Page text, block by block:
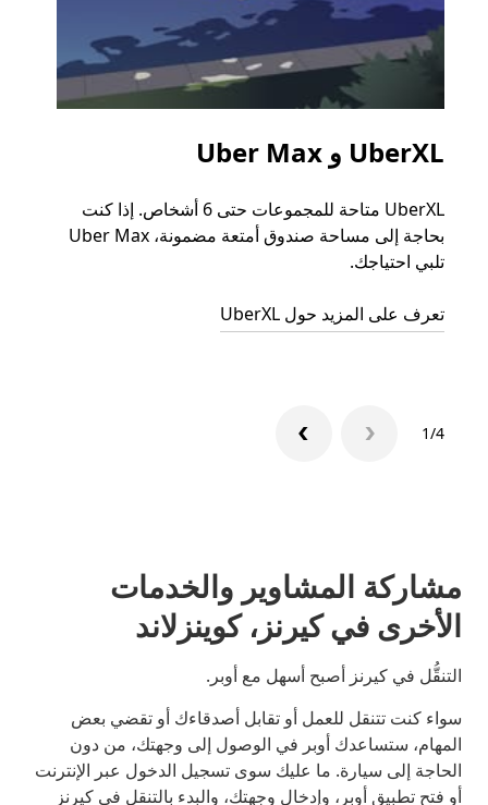
UberXL و Uber Max
UberXL متاحة للمجموعات حتى 6 أشخاص. إذا كنت
بحاجة إلى مساحة صندوق أمتعة مضمونة، Uber Max
تلبي احتياجك.
تعرف على المزيد حول UberXL
1/4
مشاركة المشاوير والخدمات
الأخرى في كيرنز، كوينزلاند
التنقُّل في كيرنز أصبح أسهل مع أوبر.
سواء كنت تتنقل للعمل أو تقابل أصدقاءك أو تقضي بعض
المهام، ستساعدك أوبر في الوصول إلى وجهتك، من دون
الحاجة إلى سيارة. ما عليك سوى تسجيل الدخول عبر الإنترنت
أو فتح تطبيق أوبر، وإدخال وجهتك، والبدء بالتنقل في كيرنز